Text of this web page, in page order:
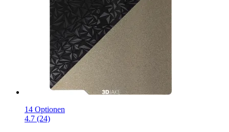
14 Optionen
4.7 (24)